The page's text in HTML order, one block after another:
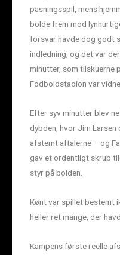
pasningsspil, mens
bolde frem mod
forsvar havde dog godt
indledning, og det var
minutter, som tilskuerne
Fodboldstadion var
Efter syv minutter blev
dybden, hvor Jim Larsen
afstemt aftalerne – og
gav et ordentligt skrub
styr på bolden.
Kønt var spillet bestemt
heller ret mange, der
Kampens første reelle